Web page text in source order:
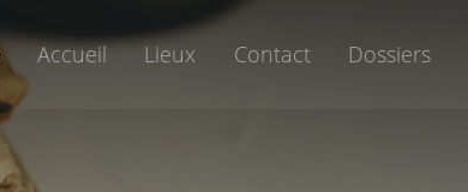
Accueil Lieux Contact Dossiers